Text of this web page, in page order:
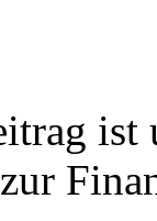
ist